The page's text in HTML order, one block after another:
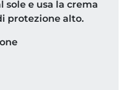
sole e usa la crema
protezione alto.